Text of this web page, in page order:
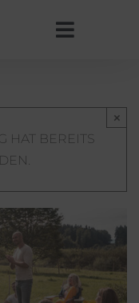
Toggle
HAT BEREITS
×